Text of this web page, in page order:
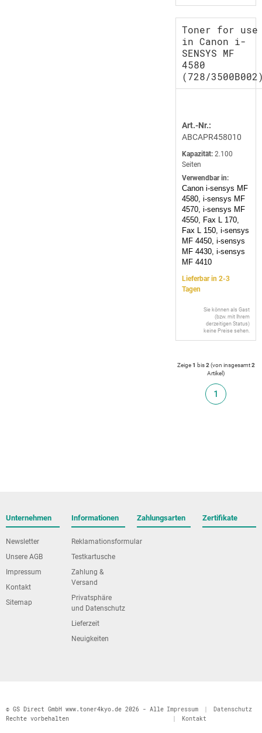
Toner for use
in Canon i-
SENSYS MF
4580
(728/
Art.-Nr.:
ABCAPR458010
Kapazität: 2.100
Seiten
Verwendbar in:
Canon i-sensys MF
4580, i-sensys MF
4570, i-sensys MF
4550, Fax L 170,
Fax L 150, i-sensys
MF 4450, i-sensys
MF 4430, i-sensys
MF 4410
Lieferbar in 2-3
Tagen
Sie können als Gast
(bzw. mit Ihrem
derzeitigen Status)
keine Preise sehen.
Zeige1 bis2(von insgesamt2
Artikel)
1
Unternehmen
Newsletter
Unsere AGB
Impressum
Kontakt
Sitemap
Informationen
Reklamationsformular
Testkartusche
Zahlung &
Versand
Privatsphäre
und Datenschutz
Lieferzeit
Neuigkeiten
Zahlungsarten Zertifikate
© GS Direct GmbH www.toner4kyo.de 2026 - Alle
Rechte vorbehalten
Impressum
Datenschutz
Kontakt